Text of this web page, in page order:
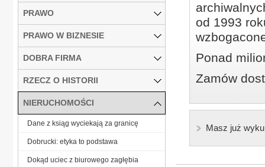
od 1993
Ponad
Zamów
Masz już
PRAWO
PRAWO W BIZNESIE
DOBRA FIRMA
RZECZ O HISTORII
NIERUCHOMOŚCI
Dane z ksiąg wyciekają za granicę
Dobrucki: etyka to podstawa
Dokąd uciec z biurowego zagłębia